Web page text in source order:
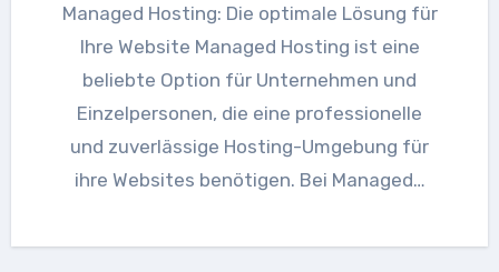
Managed Hosting: Die optimale Lösung für
Ihre Website Managed Hosting ist eine
beliebte Option für Unternehmen und
Einzelpersonen, die eine professionelle
und zuverlässige Hosting-Umgebung für
ihre Websites benötigen. Bei Managed…